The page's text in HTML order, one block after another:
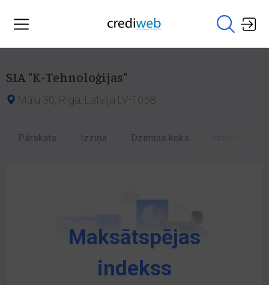
SIA "K-Tehnoloģijas"
Mālu 30, Rīga, Latvija LV-1058
Pārskats Izziņa Dzimtas koks
Maksātspējas
indekss